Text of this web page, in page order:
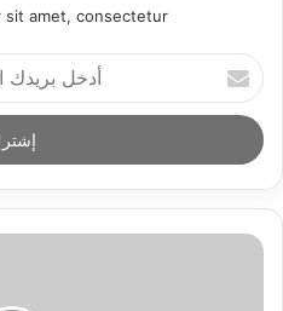
sit amet, consectetur.
أ
د
خ
ل
ر
د